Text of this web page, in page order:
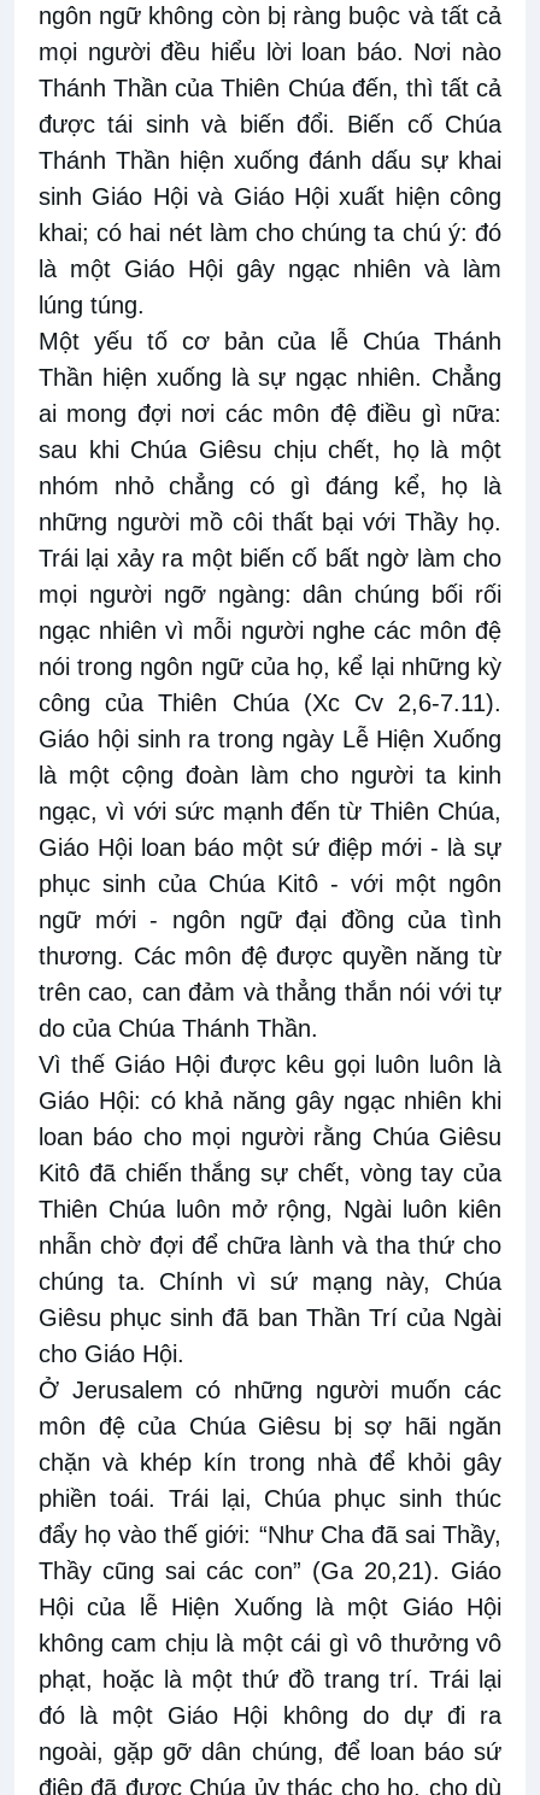
ngôn ngữ không còn bị ràng buộc và tất cả
mọi người đều hiểu lời loan báo. Nơi nào
Thánh Thần của Thiên Chúa đến, thì tất cả
được tái sinh và biến đổi. Biến cố Chúa
Thánh Thần hiện xuống đánh dấu sự khai
sinh Giáo Hội và Giáo Hội xuất hiện công
khai; có hai nét làm cho chúng ta chú ý: đó
là một Giáo Hội gây ngạc nhiên và làm
lúng túng.
Một yếu tố cơ bản của lễ Chúa Thánh
Thần hiện xuống là sự ngạc nhiên. Chẳng
ai mong đợi nơi các môn đệ điều gì nữa:
sau khi Chúa Giêsu chịu chết, họ là một
nhóm nhỏ chẳng có gì đáng kể, họ là
những người mồ côi thất bại với Thầy họ.
Trái lại xảy ra một biến cố bất ngờ làm cho
mọi người ngỡ ngàng: dân chúng bối rối
ngạc nhiên vì mỗi người nghe các môn đệ
nói trong ngôn ngữ của họ, kể lại những kỳ
công của Thiên Chúa (Xc Cv 2,6-7.11).
Giáo hội sinh ra trong ngày Lễ Hiện Xuống
là một cộng đoàn làm cho người ta kinh
ngạc, vì với sức mạnh đến từ Thiên Chúa,
Giáo Hội loan báo một sứ điệp mới - là sự
phục sinh của Chúa Kitô - với một ngôn
ngữ mới - ngôn ngữ đại đồng của tình
thương. Các môn đệ được quyền năng từ
trên cao, can đảm và thẳng thắn nói với tự
do của Chúa Thánh Thần.
Vì thế Giáo Hội được kêu gọi luôn luôn là
Giáo Hội: có khả năng gây ngạc nhiên khi
loan báo cho mọi người rằng Chúa Giêsu
Kitô đã chiến thắng sự chết, vòng tay của
Thiên Chúa luôn mở rộng, Ngài luôn kiên
nhẫn chờ đợi để chữa lành và tha thứ cho
chúng ta. Chính vì sứ mạng này, Chúa
Giêsu phục sinh đã ban Thần Trí của Ngài
cho Giáo Hội.
Ở Jerusalem có những người muốn các
môn đệ của Chúa Giêsu bị sợ hãi ngăn
chặn và khép kín trong nhà để khỏi gây
phiền toái. Trái lại, Chúa phục sinh thúc
đẩy họ vào thế giới: “Như Cha đã sai Thầy,
Thầy cũng sai các con” (Ga 20,21). Giáo
Hội của lễ Hiện Xuống là một Giáo Hội
không cam chịu là một cái gì vô thưởng vô
phạt, hoặc là một thứ đồ trang trí. Trái lại
đó là một Giáo Hội không do dự đi ra
ngoài, gặp gỡ dân chúng, để loan báo sứ
điệp đã được Chúa ủy thác cho họ, cho dù